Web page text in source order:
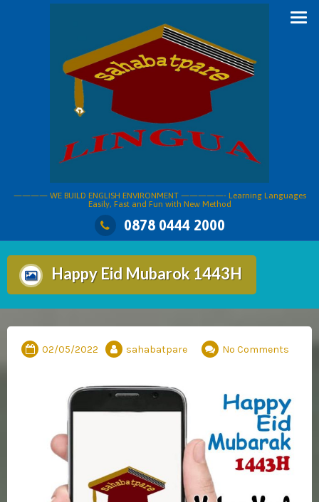
———— WE BUILD ENGLISH ENVIRONMENT —————- Learning Languages
Easily, Fast and Fun with New Method
0878 0444 2000
Happy Eid Mubarok 1443H
02/05/2022 sahabatpare No Comments